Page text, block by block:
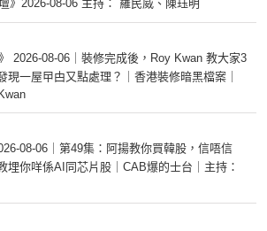
》2026-08-06 主持： 羅民威、陳珏明
2026-08-06｜裝修完成後，Roy Kwan 教大家3
現一屋曱甴又點處理？｜香港裝修暗黑檔案｜
08-06｜第49集：阿揚教你買韓股，信唔信
埋你咩係AI同芯片股｜CAB爆的士台｜主持：